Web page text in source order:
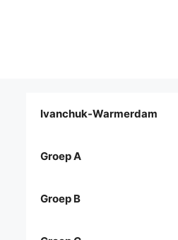
Ivanchuk-Warmerdam
Groep A
Groep B